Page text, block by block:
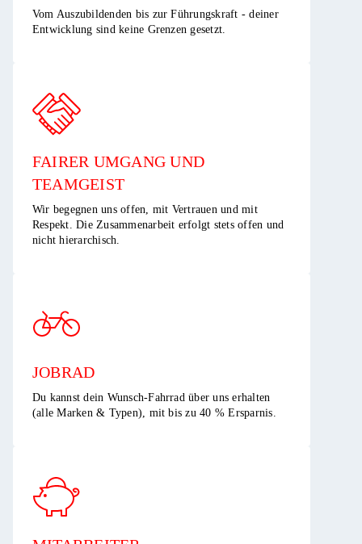
Vom Auszubildenden bis zur Führungskraft - deiner
Entwicklung sind keine Grenzen gesetzt.​
FAIRER UMGANG UND
TEAMGEIST​
Wir begegnen uns offen, mit Vertrauen und mit
Respekt. Die Zusammenarbeit erfolgt stets offen und
nicht hierarchisch.​
JOBRAD
Du kannst dein Wunsch-Fahrrad über uns erhalten
(alle Marken & Typen), mit bis zu 40 % Ersparnis.​